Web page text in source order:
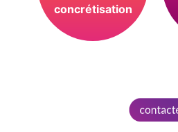
concrétisation